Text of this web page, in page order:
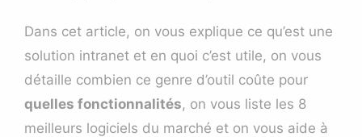
Dans cet article, on vous explique ce qu’est une
solution intranet et en quoi c’est utile, on vous
détaille combien ce genre d’outil coûte pour
quelles fonctionnalités, on vous liste les 8
meilleurs logiciels du marché et on vous aide à